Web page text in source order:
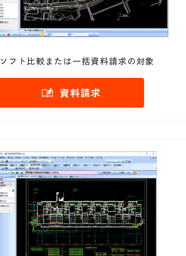
ソフト比較または一括資料請求の対象
資料請求